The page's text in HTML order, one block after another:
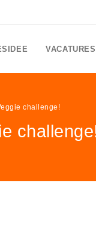
VACATURES
challenge!